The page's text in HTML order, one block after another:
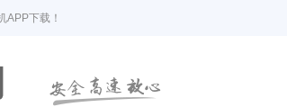
APP下载！